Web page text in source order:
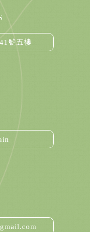
號五樓